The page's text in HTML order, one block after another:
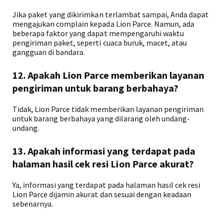
Jika paket yang dikirimkan terlambat sampai, Anda dapat
mengajukan complain kepada Lion Parce. Namun, ada
beberapa faktor yang dapat mempengaruhi waktu
pengiriman paket, seperti cuaca buruk, macet, atau
gangguan di bandara.
12. Apakah Lion Parce memberikan layanan
pengiriman untuk barang berbahaya?
Tidak, Lion Parce tidak memberikan layanan pengiriman
untuk barang berbahaya yang dilarang oleh undang-
undang.
13. Apakah informasi yang terdapat pada
halaman hasil cek resi Lion Parce akurat?
Ya, informasi yang terdapat pada halaman hasil cek resi
Lion Parce dijamin akurat dan sesuai dengan keadaan
sebenarnya.